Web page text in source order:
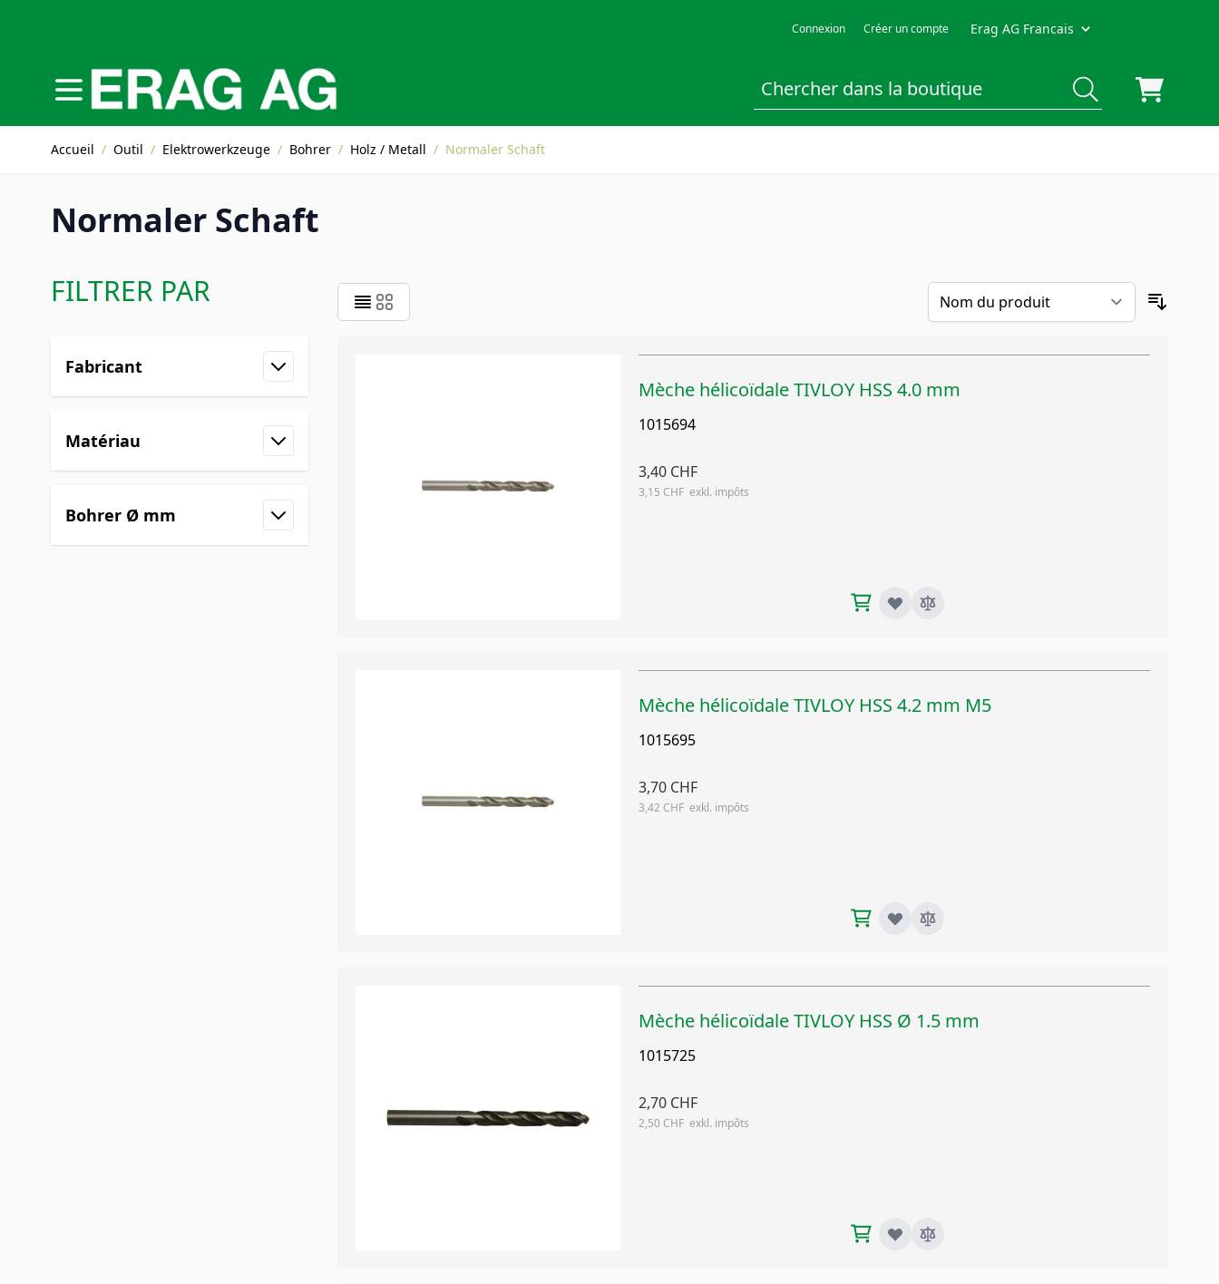
Connexion Créer un compte Erag AG Francais
Accueil / Outil / Elektrowerkzeuge / Bohrer / Holz / Metall / Normaler Schaft
Normaler Schaft
FILTRER PAR
Fabricant
filter
Matériau
filter
Bohrer Ø mm
filter
Mèche hélicoïdale TIVLOY HSS 4.0 mm
1015694
3,40 CHF
3,15 CHF
Mèche hélicoïdale TIVLOY HSS 4.2 mm M5
1015695
3,70 CHF
3,42 CHF
Mèche hélicoïdale TIVLOY HSS Ø 1.5 mm
1015725
2,70 CHF
2,50 CHF